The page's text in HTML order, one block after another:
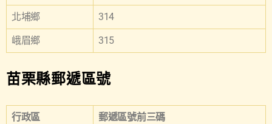
北埔鄉 314
峨眉鄉 315
苗栗縣郵遞區號
行政區 郵遞區號前三碼